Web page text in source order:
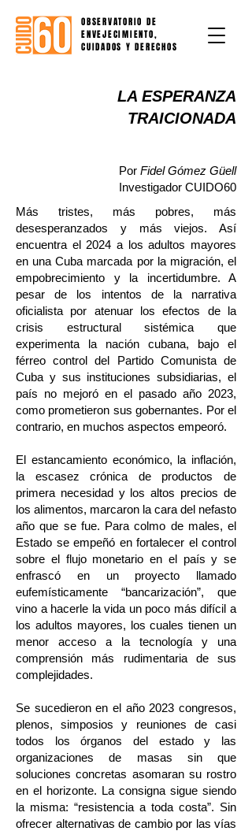
OBSERVATORIO DE
ENVEJECIMIENTO,
CUIDADOS Y DERECHOS
LA ESPERANZA
TRAICIONADA
Por Fidel Gómez Güell
Investigador CUIDO60
Más tristes, más pobres, más
desesperanzados y más viejos. Así
encuentra el 2024 a los adultos mayores
en una Cuba marcada por la migración, el
empobrecimiento y la incertidumbre. A
pesar de los intentos de la narrativa
oficialista por atenuar los efectos de la
crisis estructural sistémica que
experimenta la nación cubana, bajo el
férreo control del Partido Comunista de
Cuba y sus instituciones subsidiarias, el
país no mejoró en el pasado año 2023,
como prometieron sus gobernantes. Por el
contrario, en muchos aspectos empeoró.
El estancamiento económico, la inflación,
la escasez crónica de productos de
primera necesidad y los altos precios de
los alimentos, marcaron la cara del nefasto
año que se fue. Para colmo de males, el
Estado se empeñó en fortalecer el control
sobre el flujo monetario en el país y se
enfrascó en un proyecto llamado
eufemísticamente “bancarización”, que
vino a hacerle la vida un poco más difícil a
los adultos mayores, los cuales tienen un
menor acceso a la tecnología y una
comprensión más rudimentaria de sus
complejidades.
Se sucedieron en el año 2023 congresos,
plenos, simposios y reuniones de casi
todos los órganos del estado y las
organizaciones de masas sin que
soluciones concretas asomaran su rostro
en el horizonte. La consigna sigue siendo
la misma: “resistencia a toda costa”. Sin
ofrecer alternativas de cambio por las vías